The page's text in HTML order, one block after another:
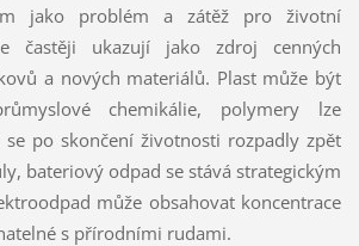
jako problém a zátěž pro životní
častěji ukazují jako zdroj cenných
a nových materiálů. Plast může být
chemikálie, polymery lze
po skončení životnosti rozpadly zpět
bateriový odpad se stává strategickým
může obsahovat koncentrace
s přírodními rudami.